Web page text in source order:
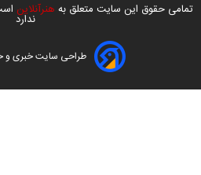
تمامی حقوق این سایت متعلق به هنرآنلاین
ندارد
طراحی سایت خبری و